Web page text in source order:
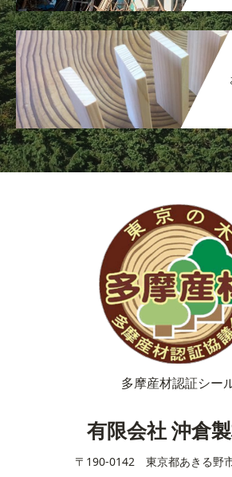
多摩産材認証シー
有限会社 沖倉
〒190-0142 東京都あきる野